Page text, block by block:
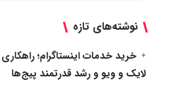
نوشته‌های تازه
خرید خدمات اینستاگرام؛
لایک و ویو و رشد قدرتمند پیج‌ها